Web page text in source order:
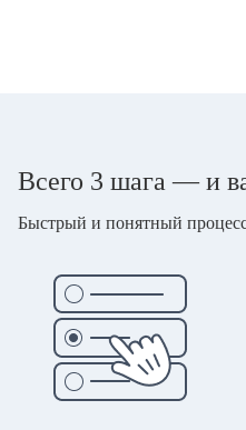
Всего 3 шага — и
Быстрый и понятный